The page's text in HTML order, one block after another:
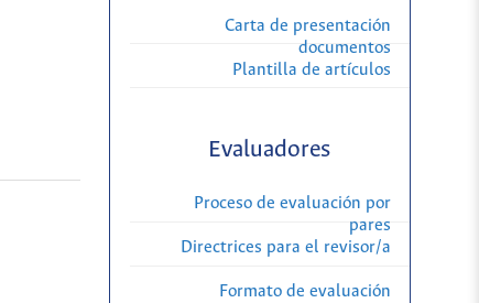
Carta de presentación
documentos
Plantilla de artículos
Evaluadores
Proceso de evaluación por
pares
Directrices para el revisor/a
Formato de evaluación